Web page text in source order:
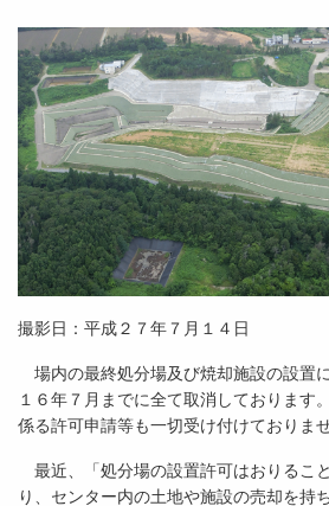
撮影日：平成２７年７月１４日
場内の最終処分場及び焼却施設の設置
１６年７月までに全て取消しております
係る許可申請等も一切受け付けておりませ
最近、「処分場の設置許可はおりるこ
り、センター内の土地や施設の売却を持